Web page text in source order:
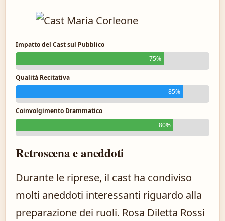
Impatto del Cast sul Pubblico
75%
Qualità Recitativa
85%
Coinvolgimento Drammatico
80%
Retroscena e aneddoti
Durante le riprese, il cast ha condiviso
molti aneddoti interessanti riguardo alla
preparazione dei ruoli. Rosa Diletta Rossi